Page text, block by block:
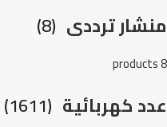
منشار ترددى (8)
8 products
عدد كهربائية (1611)